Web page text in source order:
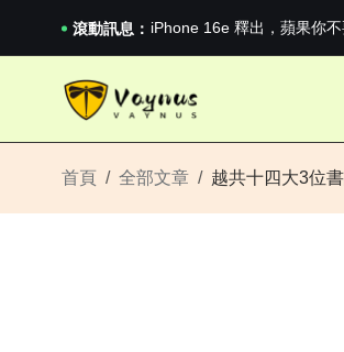
滾動訊息： iPhone 16e 釋出，蘋果你
2026澳網男單收官：全滿
iPhone 16e 釋出，蘋果你不
首頁 全部文章 越共十四大3位